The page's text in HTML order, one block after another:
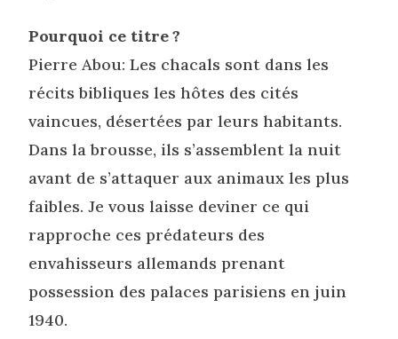
Pourquoi ce titre ?
Pierre Abou: Les chacals sont dans les
récits bibliques les hôtes des cités
vaincues, désertées par leurs habitants.
Dans la brousse, ils s’assemblent la nuit
avant de s’attaquer aux animaux les plus
faibles. Je vous laisse deviner ce qui
rapproche ces prédateurs des
envahisseurs allemands prenant
possession des palaces parisiens en juin
1940.